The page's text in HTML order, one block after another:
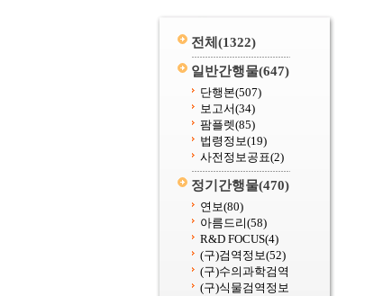
전체 (1322)
일반간행물(647)
단행본(507)
보고서(34)
팜플렛(85)
법령정보(19)
사전정보공표(2)
정기간행물(470)
연보(80)
아름드리(58)
R&D FOCUS(4)
(구)검역정보(52)
(구)수의과학검역
(구)식물검역정보